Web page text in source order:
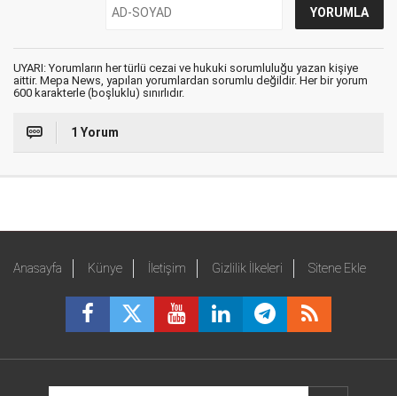
UYARI: Yorumların her türlü cezai ve hukuki sorumluluğu yazan kişiye
aittir. Mepa News, yapılan yorumlardan sorumlu değildir. Her bir yorum
600 karakterle (boşluklu) sınırlıdır.
1 Yorum
Anasayfa Künye İletişim Gizlilik İlkeleri Sitene Ekle